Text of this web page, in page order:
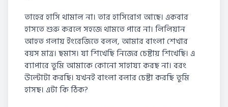
তাহের হাসি থামাল না। তার হাসিরোগ আছে। একবার
হাসতে শুরু করলে সহজে থামতে পারে না। লিলিয়ান
আহত গলায় ইংরেজিতে বলল, আমার বাংলা শেখার
বয়স মাত্র। ছমাস। যা শিখেছি নিজের চেষ্টায় শিখেছি। এ
ব্যাপারে তুমি আমাকে কোনো সাহায্য করছ না। বরং
উল্টোটা করছি। যখনই বাংলা বলার চেষ্টা করছি তুমি
হাসছ। এটা কি ঠিক?